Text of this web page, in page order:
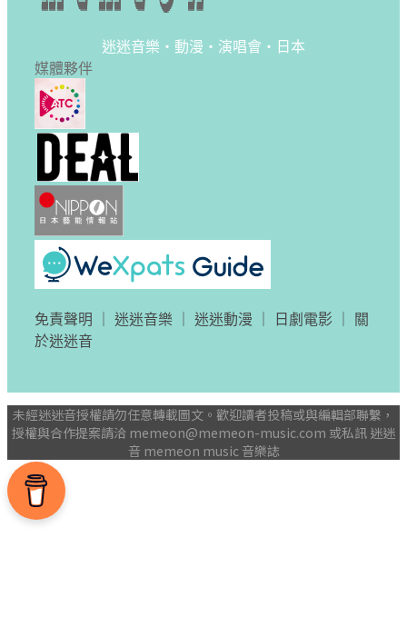
迷迷音樂・動漫・演唱會・日本
媒體夥伴
免責聲明 迷迷音樂 迷迷動漫 日劇電影
關
於迷迷音
未經迷迷音授權請勿任意轉載圖文。歡迎讀者投稿或與編輯部聯繫，
授權與合作提案請洽 memeon@memeon-music.com 或私訊 迷迷
音 memeon music 音樂誌